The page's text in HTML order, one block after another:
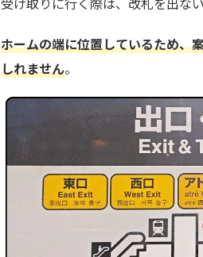
ホームの端に位置しているため、
しれません。